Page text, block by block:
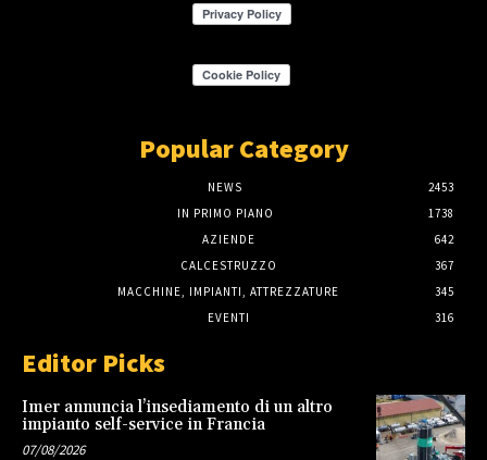
Popular Category
NEWS
2453
IN PRIMO PIANO
1738
AZIENDE
642
CALCESTRUZZO
367
MACCHINE, IMPIANTI, ATTREZZATURE
345
EVENTI
316
Editor Picks
Imer annuncia l’insediamento di un altro
impianto self-service in Francia
07/08/2026